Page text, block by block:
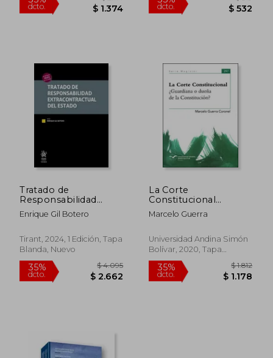
50% 30%
Tratado de
Responsabilidad
Extracontractual del
Estado
Enrique Gil Botero
Tirant, 2024, 1 Edición, Tapa
Blanda, Nuevo
La Corte
Constitucional
¿Guardiana o dueña
de la Constitución?
Marcelo Guerra
Universidad Andina Simón
Bolívar, 2020, Tapa
Blanda, Nuevo